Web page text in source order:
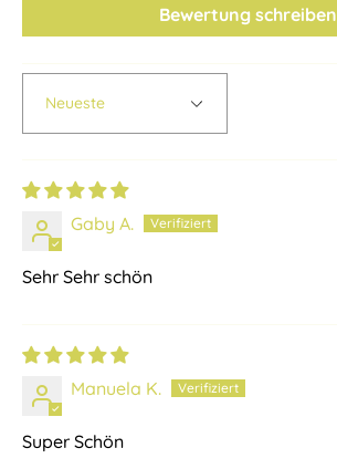
Bewertung schreiben
Gaby A.
Sehr Sehr schön
Manuela K.
Super Schön